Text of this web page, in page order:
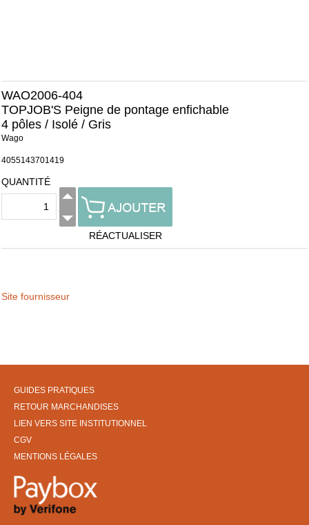
WAO2006-404
TOPJOB'S Peigne de pontage enfichable
4 pôles / Isolé / Gris
Wago
4055143701419
QUANTITÉ
RÉACTUALISER
Site fournisseur
GUIDES PRATIQUES
RETOUR MARCHANDISES
LIEN VERS SITE INSTITUTIONNEL
CGV
MENTIONS LÉGALES